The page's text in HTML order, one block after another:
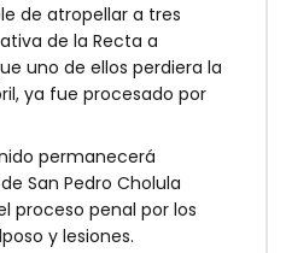
de atropellar a tres
de la Recta a
uno de ellos perdiera la
ya fue procesado por
permanecerá
San Pedro Cholula
proceso penal por los
y lesiones.